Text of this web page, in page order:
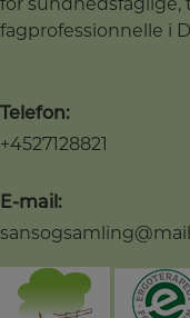
fagprofessionnelle i
Telefon:
+4527128821
E-mail: